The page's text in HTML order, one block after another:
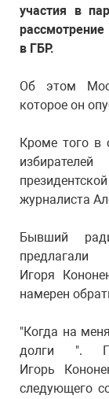
участия в
в ГБР.
Об этом
которое он
Кроме того в
журналиста
Бывший
Игоря
намерен
"Когда на
долги ".
Игорь
следующего